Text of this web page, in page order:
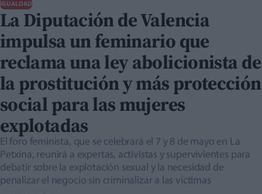
IGUALDAD
La Diputación de Valencia
impulsa un feminario que
reclama una ley abolicionista de
la prostitución y más protección
social para las mujeres
explotadas
El foro feminista, que se celebrará el 7 y 8 de mayo en La
Petxina, reunirá a expertas, activistas y supervivientes para
debatir sobre la explotación sexual y la necesidad de
penalizar el negocio sin criminalizar a las víctimas